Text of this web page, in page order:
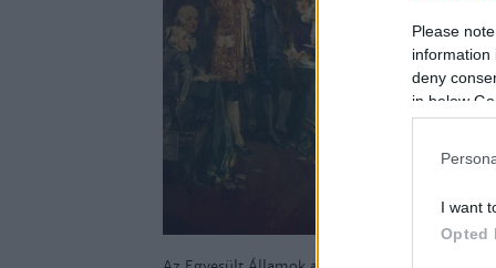
Please
information
deny
in below
I want
Opted